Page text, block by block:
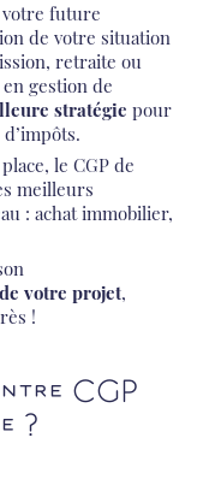
votre future
de votre situation
retraite ou
gestion de
stratégie pour
le CGP de
meilleurs
: achat immobilier,
votre projet,
!
CGP
?